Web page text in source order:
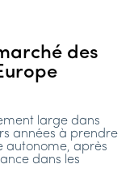
des
large dans
années à prendre
autonome, après
dans les